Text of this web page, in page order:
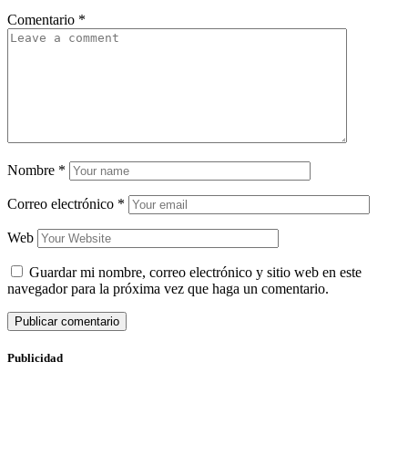
Comentario *
Nombre *
Correo electrónico *
Web
Guardar mi nombre, correo electrónico y sitio web en este
navegador para la próxima vez que haga un comentario.
Publicidad